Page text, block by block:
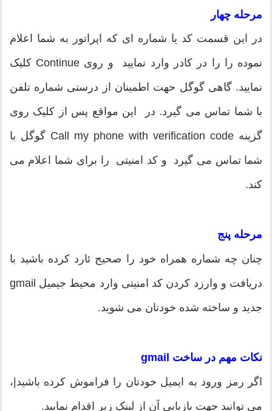
مرحله چهار
در این قسمت کد یا شماره ای که اپراتور به شما اعلام
نموده را را در کادر وارد نمایید و روی Continue کلیک
نمایید. گاهی گوگل حهت اطمینان از درستی شماره تلفن
با شما تماس می گیرد. در این مواقع پس از کلیک روی
گزینه Call my phone with verification code گوگل با
شما تماس می گیرد و کد امنیتی را برای شما اعلام می
کند.
مرحله پنج
چنان چه شماره همراه خود را صحیح ئارد کرده باشید با
دریافت و وارزد کردن کد امنیتی وارد محیط جیمیل gmail
جدید و ساخته شده خودتان می شوید.
نکات مهم در ساخت gmail
اگر رمز ورود به ایمیل خودتان را فراموش کرده باشید|،
می توانید جهت بازیابی آن از لینک زیر اقدام نمایید.